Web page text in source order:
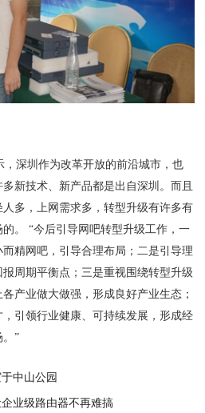
深圳作为改革开放的前沿城市，也
新技术、新产品都是出自深圳。而且
多，上网需求多，转型升级有许多有
。 “今后引导网吧转型升级工作，一
精网吧，引导合理布局；二是引导理
周期平衡点；三是重视围绕转型升级
产业做大做强，形成良好产业生态；
引领行业健康、可持续发展，形成经
”
中山公园
业级路由器不再难搞